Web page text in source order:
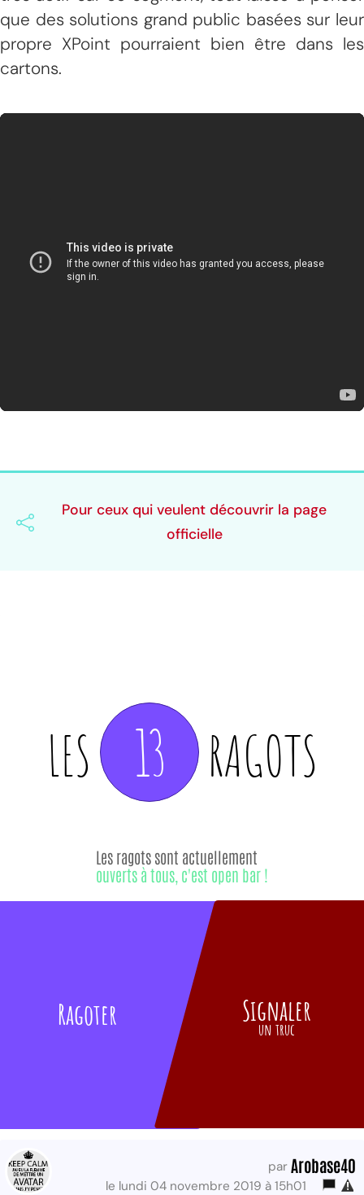
que des solutions grand public basées sur leur
propre XPoint pourraient bien être dans les
cartons.
Pour ceux qui veulent découvrir la page
officielle
LES 13 RAGOTS
Ragoter
Les ragots sont actuellement
ouverts à tous, c'est open bar !
Signaler
un truc
par Arobase40
le lundi 04 novembre 2019 à 15h01